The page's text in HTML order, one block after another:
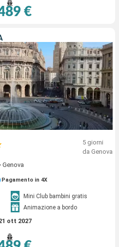
€
5 giorni
da Genova
Genova
Pagamento in 4X
Mini Club bambini gratis
Animazione a bordo
ott 2027